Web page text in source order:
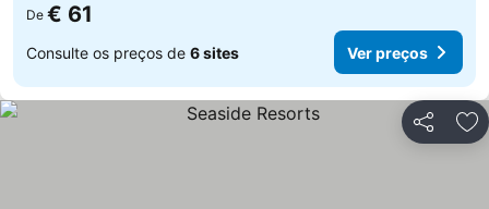
De € 61
Consulte os preços de 6 sites Ver preços
Partilhar